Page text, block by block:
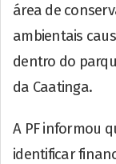
área de
ambientais
dentro do
da Caatinga.
A PF informou
identificar